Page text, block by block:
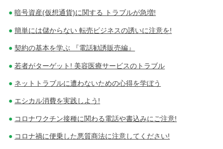
暗号資産(仮想通貨)に関する トラブルが急増!
簡単には儲からない 転売ビジネスの誘いに注意を!
契約の基本を学ぶ 『電話勧誘販売編』
若者がターゲット! 美容医療サービスのトラブル
ネットトラブルに遭わないための心得を学ぼう
エシカル消費を実践しよう!
コロナワクチン接種に関わる電話や書込みにご注意!
コロナ禍に便乗した悪質商法に注意してください!